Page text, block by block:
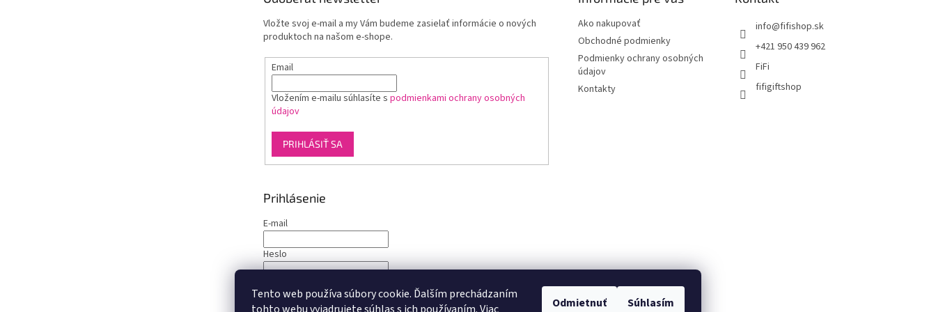
Tento web používa súbory cookie. Ďalším prechádzaním
Odmietnuť Súhlasím
Vložte svoj e-mail a my Vám budeme zasielať informácie o nových
produktoch na našom e-shope.
Email
Vložením e-mailu súhlasíte s podmienkami ochrany osobných
údajov
PRIHLÁSIŤ SA
Ako nakupovať
Obchodné podmienky
Podmienky ochrany osobných
údajov
Kontakty
info@fifishop.sk
+421 950 439 962
FiFi
fifigiftshop
Prihlásenie
E-mail
Heslo
PRIHLÁSIŤ SA